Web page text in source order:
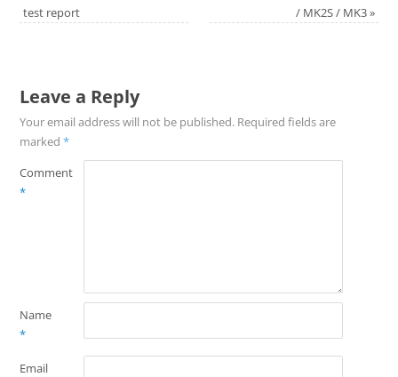
test report
/ MK2S / MK3»
Leave a Reply
Your email address will not be published. Required fields are
marked *
Comment
*
Name
*
Email